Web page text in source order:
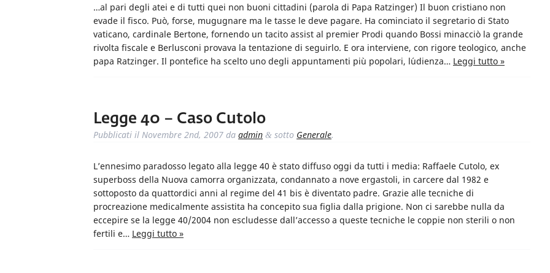
…al pari degli atei e di tutti quei non buoni cittadini (parola di Papa Ratzinger) Il buon cristiano non
evade il fisco. Può, forse, mugugnare ma le tasse le deve pagare. Ha cominciato il segretario di Stato
vaticano, cardinale Bertone, fornendo un tacito assist al premier Prodi quando Bossi minacciò la grande
rivolta fiscale e Berlusconi provava la tentazione di seguirlo. E ora interviene, con rigore teologico, anche
papa Ratzinger. Il pontefice ha scelto uno degli appuntamenti più popolari, l´udienza… Leggi tutto »
Legge 40 – Caso Cutolo
Pubblicati il Novembre 2nd, 2007 da admin & sotto Generale.
L’ennesimo paradosso legato alla legge 40 è stato diffuso oggi da tutti i media: Raffaele Cutolo, ex
superboss della Nuova camorra organizzata, condannato a nove ergastoli, in carcere dal 1982 e
sottoposto da quattordici anni al regime del 41 bis è diventato padre. Grazie alle tecniche di
procreazione medicalmente assistita ha concepito sua figlia dalla prigione. Non ci sarebbe nulla da
eccepire se la legge 40/2004 non escludesse dall’accesso a queste tecniche le coppie non sterili o non
fertili e… Leggi tutto »